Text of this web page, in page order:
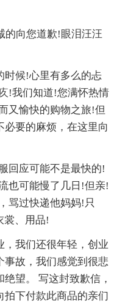
的向您道歉!眼泪汪汪
时候!心里有多么的忐
!我们知道!您满怀热情
又愉快的购物之旅!但
必要的麻烦，在这里向
回应可能不是最快的!
也可能慢了几日!但亲!
骂过快递他妈妈!只
裳、用品!
，我们还很年轻，创业
事故，我们感觉到很悲
望。 写这封致歉信，
下付款此商品的亲们